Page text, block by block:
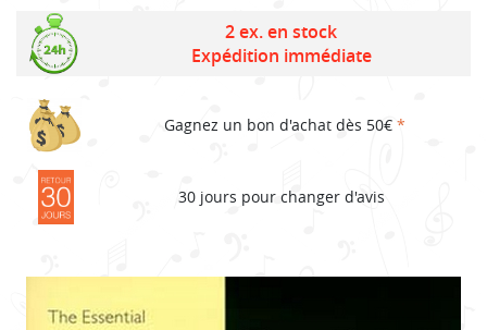
2 ex. en stock
Expédition immédiate
Gagnez un bon d'achat dès 50€ *
30 jours pour changer d'avis